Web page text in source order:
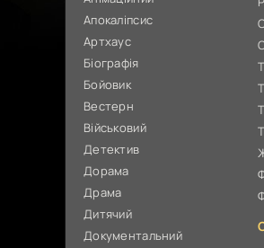
Апокаліпсис
Артхаус
Біографія
Бойовик
Вестерн
Військовий
Детектив
Дорама
Драма
Дитячий
Документальний